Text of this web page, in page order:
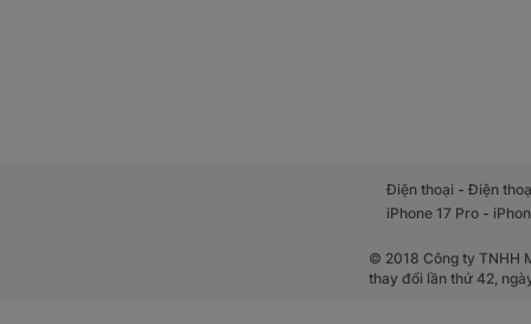
Điện thoại -Điện
iPhone 17 Pro -
© 2018 Công ty TNHH
thay đổi lần thứ 42,